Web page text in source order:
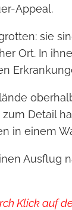
Appeal.
sie
Ort. In
Detail
in einem
Ausflug
Klick auf